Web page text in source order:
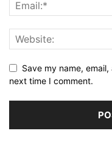
Save my name,
next time I comment.